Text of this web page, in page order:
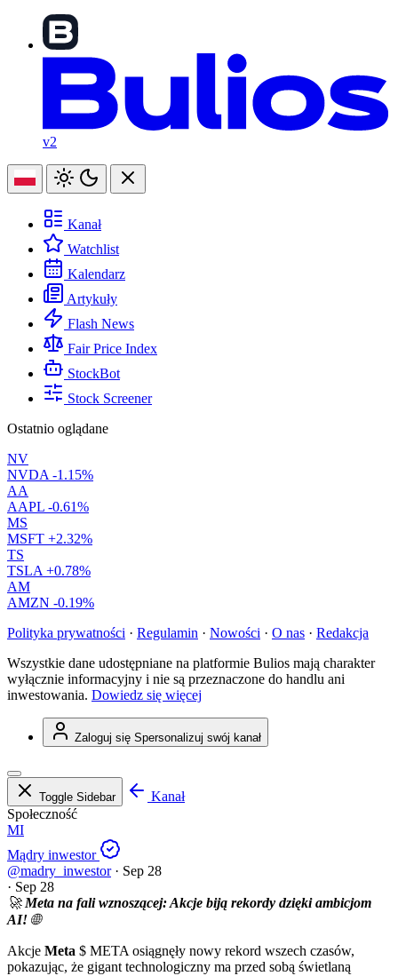
v2
Kanał
Watchlist
Kalendarz
Artykuły
Flash News
Fair Price Index
StockBot
Stock Screener
Ostatnio oglądane
NV
NVDA -1.15%
AA
AAPL -0.61%
MS
MSFT +2.32%
TS
TSLA +0.78%
AM
AMZN -0.19%
Polityka prywatności · Regulamin · Nowości · O nas · Redakcja
Wszystkie dane udostępniane na platformie Bulios mają charakter
wyłącznie informacyjny i nie są przeznaczone do handlu ani
inwestowania. Dowiedz się więcej
Zaloguj się Spersonalizuj swój kanał
Toggle Sidebar
Kanał
Społeczność
MI
Mądry inwestor
@madry_inwestor · Sep 28
· Sep 28
🚀 Meta na fali wznoszącej: Akcje biją rekordy dzięki ambicjom
AI! 🌐
Akcje Meta $ META osiągnęły nowy rekord wszech czasów,
pokazując, że gigant technologiczny ma przed sobą świetlaną